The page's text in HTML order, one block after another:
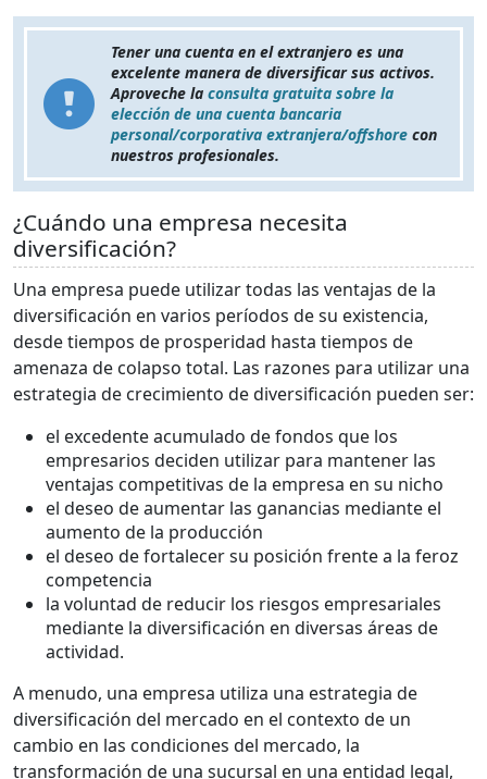
Tener una cuenta en el extranjero es una
excelente manera de diversificar sus activos.
Aproveche la consulta gratuita sobre la
elección de una cuenta bancaria
personal/corporativa extranjera/offshore con
nuestros profesionales.
¿Cuándo una empresa necesita
diversificación?
Una empresa puede utilizar todas las ventajas de la
diversificación en varios períodos de su existencia,
desde tiempos de prosperidad hasta tiempos de
amenaza de colapso total. Las razones para utilizar una
estrategia de crecimiento de diversificación pueden ser:
el excedente acumulado de fondos que los
empresarios deciden utilizar para mantener las
ventajas competitivas de la empresa en su nicho
el deseo de aumentar las ganancias mediante el
aumento de la producción
el deseo de fortalecer su posición frente a la feroz
competencia
la voluntad de reducir los riesgos empresariales
mediante la diversificación en diversas áreas de
actividad.
A menudo, una empresa utiliza una estrategia de
diversificación del mercado en el contexto de un
cambio en las condiciones del mercado, la
transformación de una sucursal en una entidad legal,